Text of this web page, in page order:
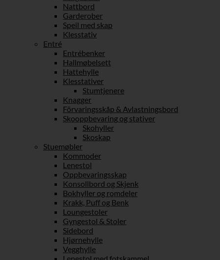
Nattbord
Garderober
Speil med skap
Klesstativ
Entré
Entrébenker
Hallmøbelsett
Hattehylle
Klesstativer
Stumtjenere
Knagger
Förvaringsskåp & Avlastningsbord
Skooppbevaring og stativer
Skohyller
Skoskap
Stuemøbler
Kommoder
Lenestol
Oppbevaringsskap
Konsollbord og Skjenk
Bokhyller og romdeler
Krakk, Puff og Benk
Loungestoler
Gyngestol & Stoler
Sidebord
Hjørnehylle
Vegghylle
Lenestol med fotskammel